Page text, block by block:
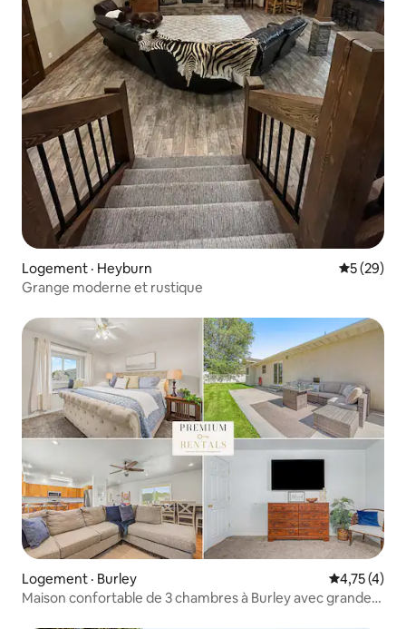
Logement · Heyburn Note
5 (29)
Grange moderne et rustique
Logement · Burley Note
4,75 (4)
Maison confortable de 3 chambres à Burley avec grande